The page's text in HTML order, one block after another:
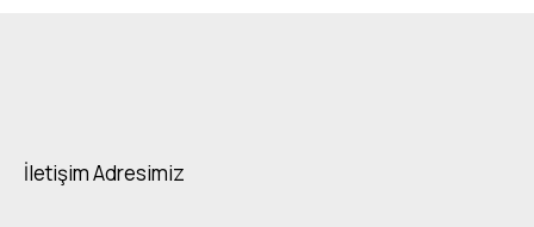
İletişim Adresimiz